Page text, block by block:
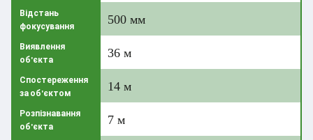
Відстань
фокусування
500 мм
Виявлення
об'єкта
36 м
Спостереження
за об'єктом
14 м
Розпізнавання
об'єкта
7 м